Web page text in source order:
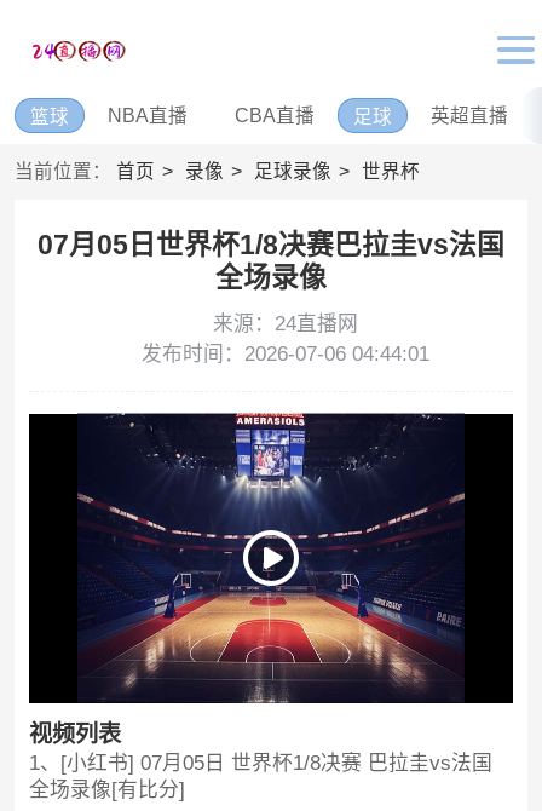
篮球 NBA直播 CBA直播 足球 英超直播
当前位置： 首页 录像 足球录像 世界杯
07月05日世界杯1/8决赛巴拉圭vs法国
全场录像
来源：24直播网
发布时间：2026-07-06 04:44:01
视频列表
1、[小红书] 07月05日 世界杯1/8决赛 巴拉圭vs法国
全场录像[有比分]